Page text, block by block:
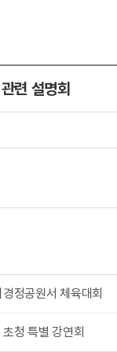
련 설명회
정공원서 체육대회
청 특별 강연회